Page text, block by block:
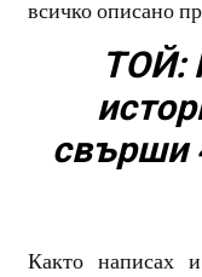
всичко описано
ТОЙ:
свърши
Както написах